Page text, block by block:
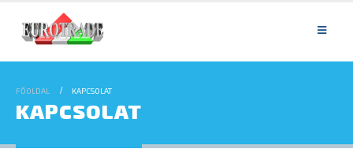
FŐOLDAL KAPCSOLAT
KAPCSOLAT